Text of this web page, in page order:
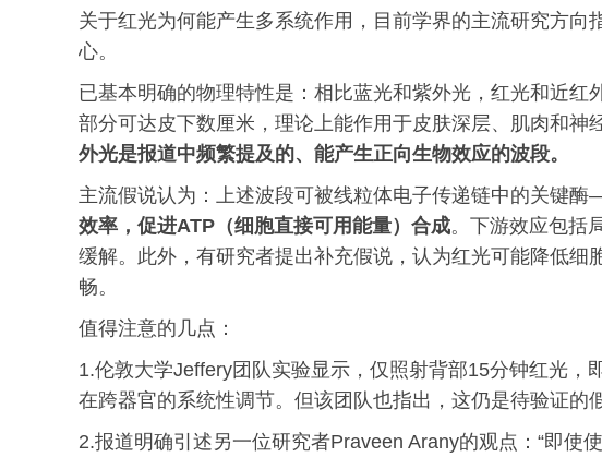
关于红光为何能产生多系统作用，目前学界的主流研究方
心。
已基本明确的物理特性是：相比蓝光和紫外光，红光和近红
部分可达皮下数厘米，理论上能作用于皮肤深层、肌肉和神
外光是报道中频繁提及的、能产生正向生物效应的波段。
主流假说认为：上述波段可被线粒体电子传递链中的关键
效率，促进ATP（细胞直接可用能量）合成。下游效应包括
缓解。此外，有研究者提出补充假说，认为红光可能降低细
畅。
值得注意的几点：
1.伦敦大学Jeffery团队实验显示，仅照射背部15分钟红光，
在跨器官的系统性调节。但该团队也指出，这仍是待验证的
2.报道明确引述另一位研究者Praveen Arany的观点：“即使